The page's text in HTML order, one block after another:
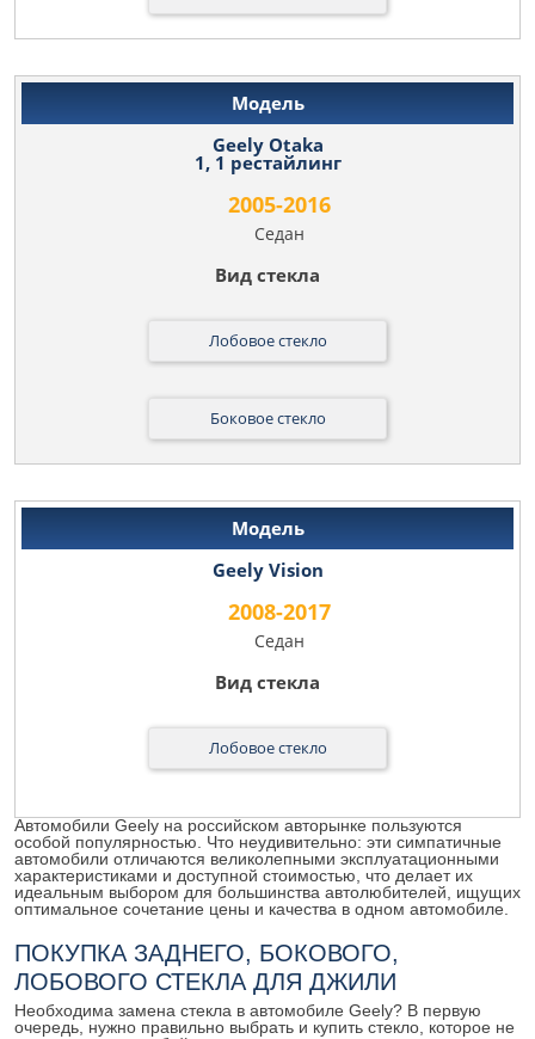
Geely Otaka
1, 1 рестайлинг
2005-2016
Седан
Лобовое стекло
Боковое стекло
Geely Vision
2008-2017
Седан
Лобовое стекло
Автомобили Geely на российском авторынке пользуются
особой популярностью. Что неудивительно: эти симпатичные
автомобили отличаются великолепными эксплуатационными
характеристиками и доступной стоимостью, что делает их
идеальным выбором для большинства автолюбителей, ищущих
оптимальное сочетание цены и качества в одном автомобиле.
ПОКУПКА ЗАДНЕГО, БОКОВОГО,
ЛОБОВОГО СТЕКЛА ДЛЯ ДЖИЛИ
Необходима замена стекла в автомобиле Geely? В первую
очередь, нужно правильно выбрать и купить стекло, которое не